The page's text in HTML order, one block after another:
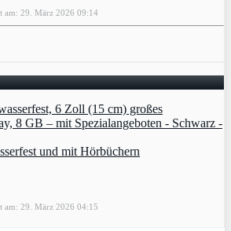
am: 29. März 2026 09:14
und mit Hörbüchern
am: 29. März 2026 04:15